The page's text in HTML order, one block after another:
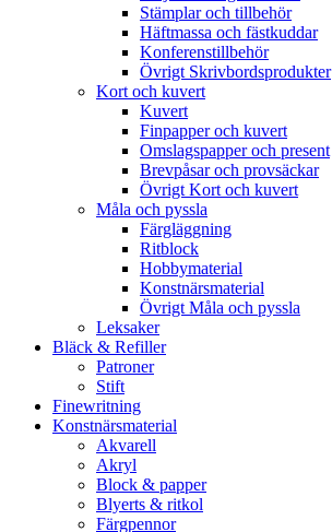
Stämplar och tillbehör
Häftmassa och fästkuddar
Konferenstillbehör
Övrigt Skrivbordsprodukter
Kort och kuvert
Kuvert
Finpapper och kuvert
Omslagspapper och present
Brevpåsar och provsäckar
Övrigt Kort och kuvert
Måla och pyssla
Färgläggning
Ritblock
Hobbymaterial
Konstnärsmaterial
Övrigt Måla och pyssla
Leksaker
Bläck & Refiller
Patroner
Stift
Finewritning
Konstnärsmaterial
Akvarell
Akryl
Block & papper
Blyerts & ritkol
Färgpennor